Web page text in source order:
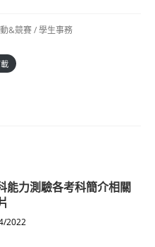
&競賽/學生事務
能力測驗各考科簡介相關
2022